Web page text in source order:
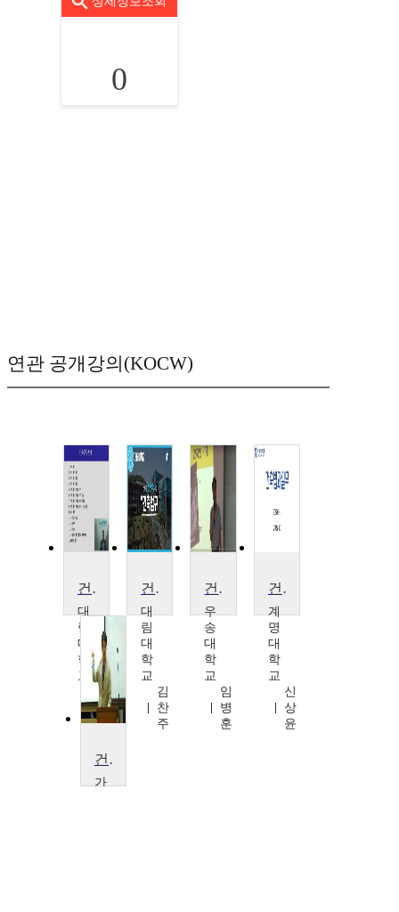
0
연관 공개강의(KOCW)
건축공정관리
대
림
대
학
교
권
오
철
건축법규
대
림
대
학
교
김
찬
주
건축의 이해
우
송
대
학
교
임
병
훈
건축법과실무
계
명
대
학
교
신
상
윤
건축조형론
가